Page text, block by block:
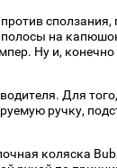
на
Ну и,
Для
ручку,
коляска